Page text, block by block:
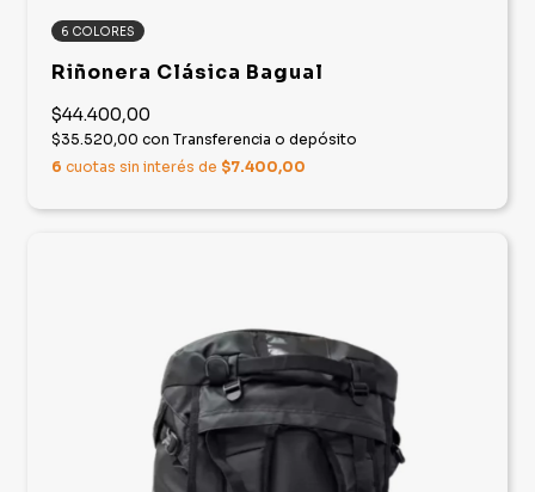
6 COLORES
Riñonera Clásica Bagual
$44.400,00
$35.520,00 con Transferencia o depósito
6 cuotas sin interés de $7.400,00